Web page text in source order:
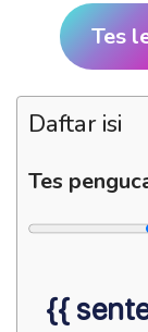
Tes
Daftar isi
Tes
{{